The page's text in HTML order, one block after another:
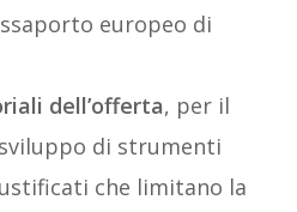
europeo di
dell’offerta, per il
di strumenti
che limitano la